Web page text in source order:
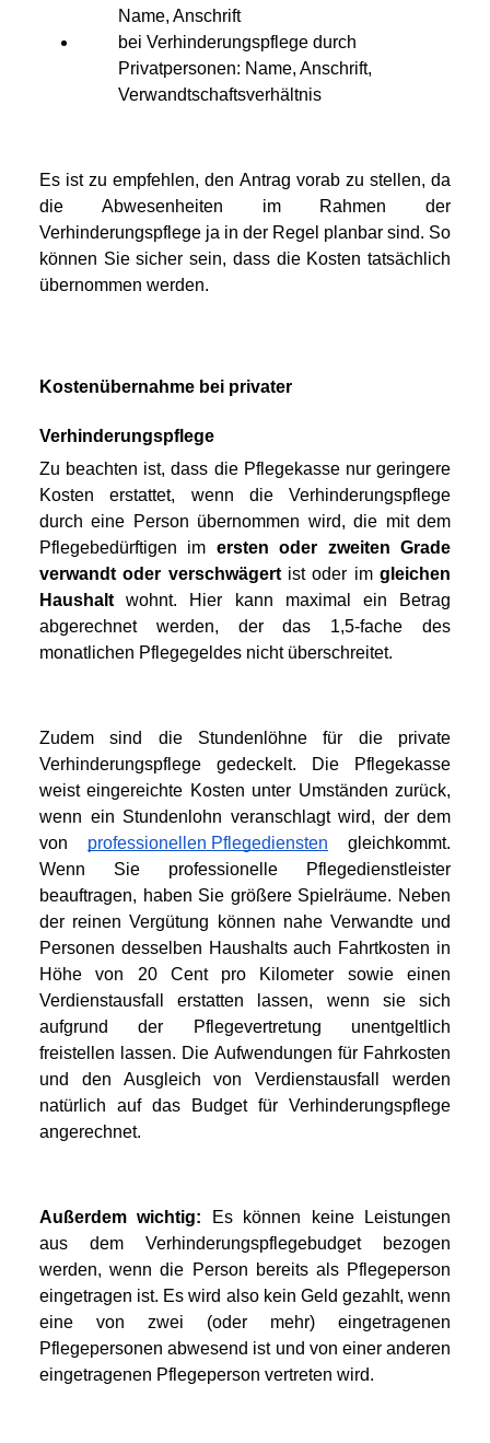
Name, Anschrift
bei Verhinderungspflege durch
Privatpersonen: Name, Anschrift,
Verwandtschaftsverhältnis
Es ist zu empfehlen, den Antrag vorab zu stellen, da
die Abwesenheiten im Rahmen der
Verhinderungspflege ja in der Regel planbar sind. So
können Sie sicher sein, dass die Kosten tatsächlich
übernommen werden.
Kostenübernahme bei privater
Verhinderungspflege
Zu beachten ist, dass die Pflegekasse nur geringere
Kosten erstattet, wenn die Verhinderungspflege
durch eine Person übernommen wird, die mit dem
Pflegebedürftigen im ersten oder zweiten Grade
verwandt oder verschwägert ist oder im gleichen
Haushalt wohnt. Hier kann maximal ein Betrag
abgerechnet werden, der das 1,5-fache des
monatlichen Pflegegeldes nicht überschreitet.
Zudem sind die Stundenlöhne für die private
Verhinderungspflege gedeckelt. Die Pflegekasse
weist eingereichte Kosten unter Umständen zurück,
wenn ein Stundenlohn veranschlagt wird, der dem
von professionellen Pflegediensten gleichkommt.
Wenn Sie professionelle Pflegedienstleister
beauftragen, haben Sie größere Spielräume. Neben
der reinen Vergütung können nahe Verwandte und
Personen desselben Haushalts auch Fahrtkosten in
Höhe von 20 Cent pro Kilometer sowie einen
Verdienstausfall erstatten lassen, wenn sie sich
aufgrund der Pflegevertretung unentgeltlich
freistellen lassen. Die Aufwendungen für Fahrkosten
und den Ausgleich von Verdienstausfall werden
natürlich auf das Budget für Verhinderungspflege
angerechnet.
Außerdem wichtig: Es können keine Leistungen
aus dem Verhinderungspflegebudget bezogen
werden, wenn die Person bereits als Pflegeperson
eingetragen ist. Es wird also kein Geld gezahlt, wenn
eine von zwei (oder mehr) eingetragenen
Pflegepersonen abwesend ist und von einer anderen
eingetragenen Pflegeperson vertreten wird.